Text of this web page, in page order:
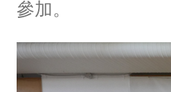
參加。